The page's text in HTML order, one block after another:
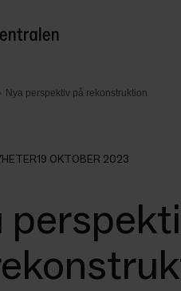
Nya perspektiv på rekonstruktion
19 OKTOBER 2023